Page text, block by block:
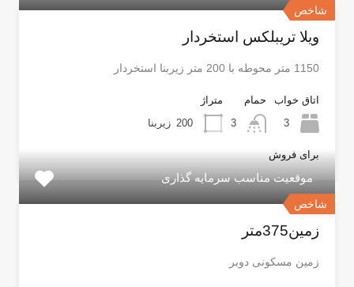
شاخص
ویلا تریبلکس استخردار
1150 متر محوطه با 200 متر زیربنا استخردار
اتاق خواب
3
حمام
3
متراژ
200 زیربنا
برای فروش
شاخص
موقعیت مناسب سرمایه گذاری
زمین375متر
زمین مسکونی دوبر